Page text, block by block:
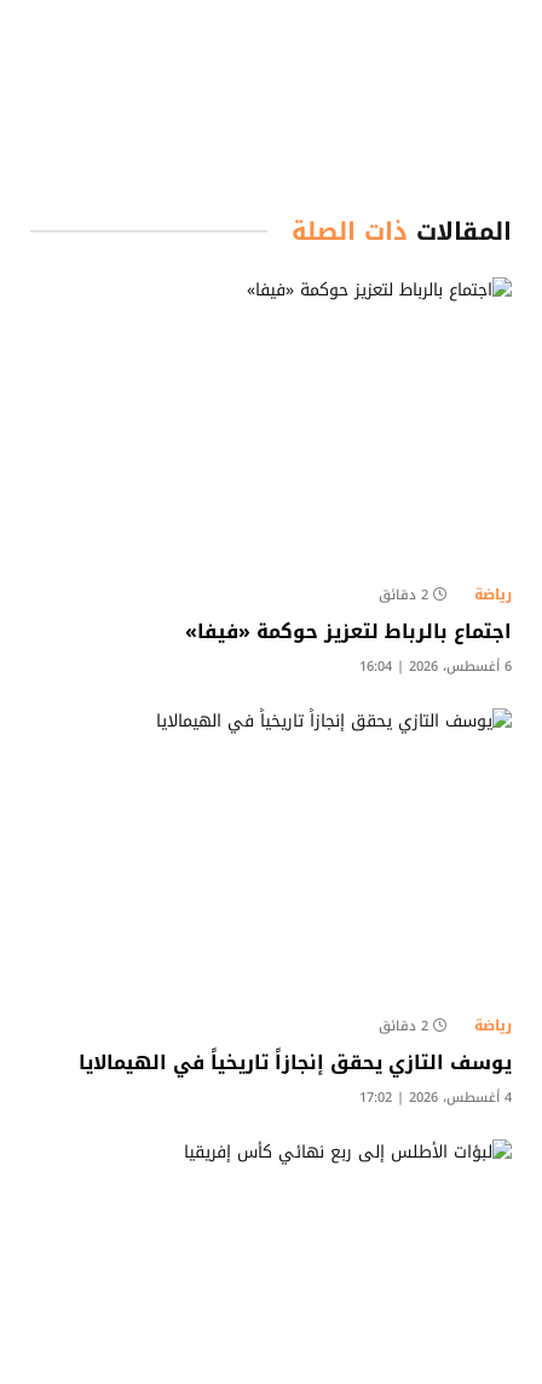
المقالات ذات الصلة
رياضة 2 دقائق
اجتماع بالرباط لتعزيز حوكمة «فيفا»
6 أغسطس، 2026 | 16:04
رياضة 2 دقائق
يوسف التازي يحقق إنجازاً تاريخياً في الهيمالايا
4 أغسطس، 2026 | 17:02